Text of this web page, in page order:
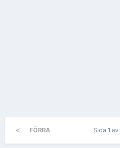
FÖRRA Sida 1 av